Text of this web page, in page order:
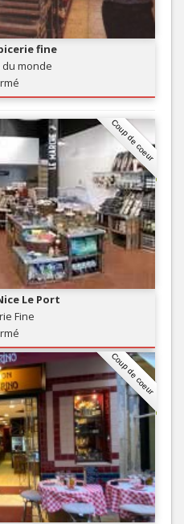
fine
du monde
Coup de coeur
Le Port
Fine
Coup de coeur